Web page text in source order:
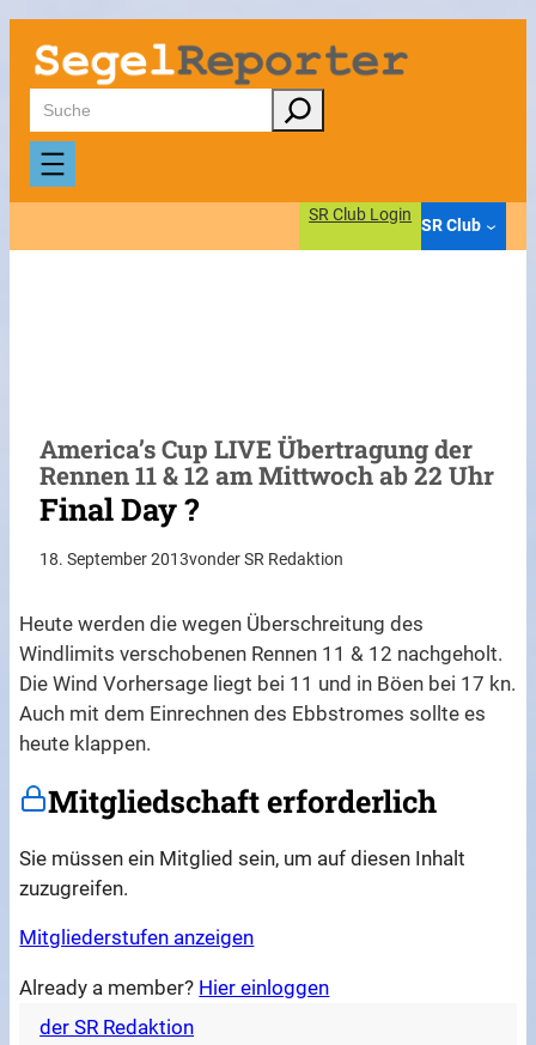
Zum
Inhalt
springen
Suchen
SR Club Login
SR Club
America’s Cup LIVE Übertragung der
Rennen 11 & 12 am Mittwoch ab 22 Uhr
Final Day ?
18. September 2013vonder SR Redaktion
Heute werden die wegen Überschreitung des
Windlimits verschobenen Rennen 11 & 12 nachgeholt.
Die Wind Vorhersage liegt bei 11 und in Böen bei 17 kn.
Auch mit dem Einrechnen des Ebbstromes sollte es
heute klappen.
Mitgliedschaft erforderlich
Sie müssen ein Mitglied sein, um auf diesen Inhalt
zuzugreifen.
Mitgliederstufen anzeigen
Already a member? Hier einloggen
der SR Redaktion